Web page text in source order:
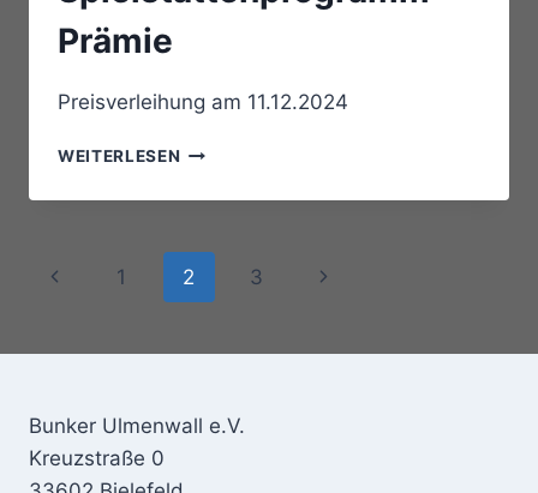
Prämie
Preisverleihung am 11.12.2024
WEITERLESEN SPIELSTÄTTENPROGRAMM-
Seitennavigation
Vorherige
1 2 3
Nächste
Bunker Ulmenwall e.V.
Kreuzstraße 0